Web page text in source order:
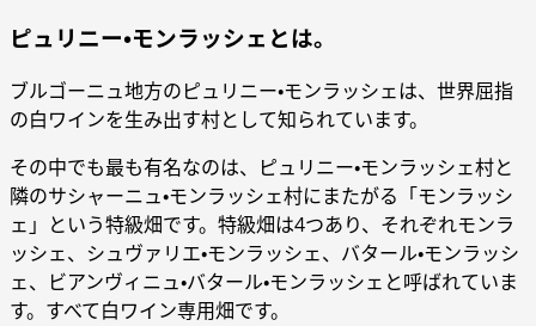
ピュリニー・モンラッシェとは。
ブルゴーニュ地方のピュリニー・モンラッシェは、世界屈指
の白ワインを生み出す村として知られています。
その中でも最も有名なのは、ピュリニー・モンラッシェ村と
隣のサシャーニュ・モンラッシェ村にまたがる「モンラッシ
ェ」という特級畑です。特級畑は4つあり、それぞれモンラ
ッシェ、シュヴァリエ・モンラッシェ、バタール・モンラッシ
ェ、ビアンヴィニュ・バタール・モンラッシェと呼ばれていま
す。すべて白ワイン専用畑です。